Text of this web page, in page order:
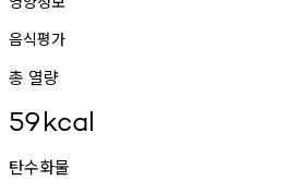
음식평가
총 열량
59kcal
탄수화물